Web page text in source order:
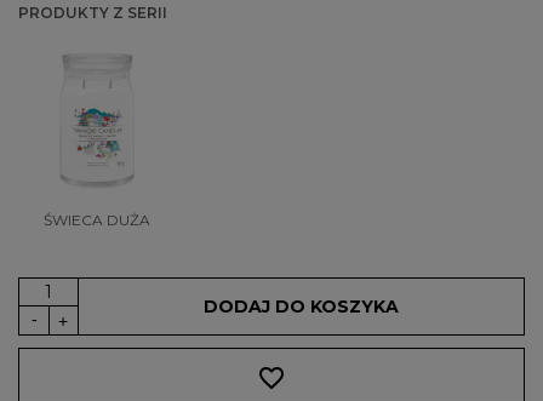
PRODUKTY Z SERII
ŚWIECA DUŻA
DODAJ DO KOSZYKA
favorite_border